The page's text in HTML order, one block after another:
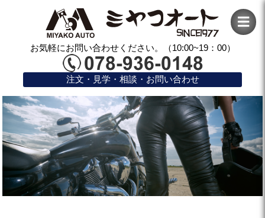
お気軽にお問い合わせください。（10:00~19：00）
注文・見学・相談・お問い合わせ